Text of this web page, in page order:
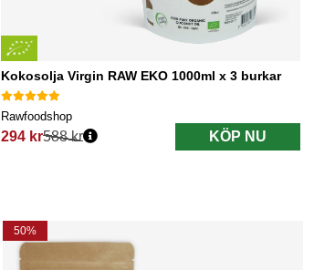
Kokosolja Virgin RAW EKO 1000ml x 3 burkar
Rawfoodshop
294 kr
Ordinarie pris:
588 kr KÖP NU
50%